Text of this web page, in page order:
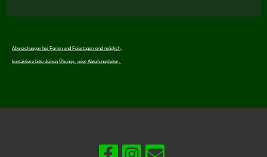
Abweichungen bei Ferien und Feiertagen sind möglich,
kontaktiere bitte deinen Übungs- oder Abteilungsleiter.